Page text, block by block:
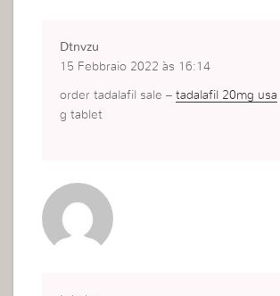
Dtnvzu
15 Febbraio 2022 às 16:14
order tadalafil sale –tadalafil 20mg usa
g tablet